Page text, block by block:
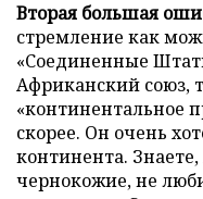
Вторая большая
стремление как
«Соединенные
Африканский союз,
«континентальное
скорее. Он очень
континента.
чернокожие, не